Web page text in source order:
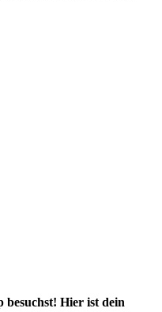
besuchst! Hier ist dein